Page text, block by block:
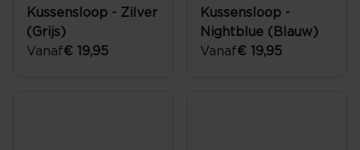
Kussensloop - Zilver
(Grijs)
Vanaf€ 19,95
Kussensloop -
Nightblue (Blauw)
Vanaf€ 19,95